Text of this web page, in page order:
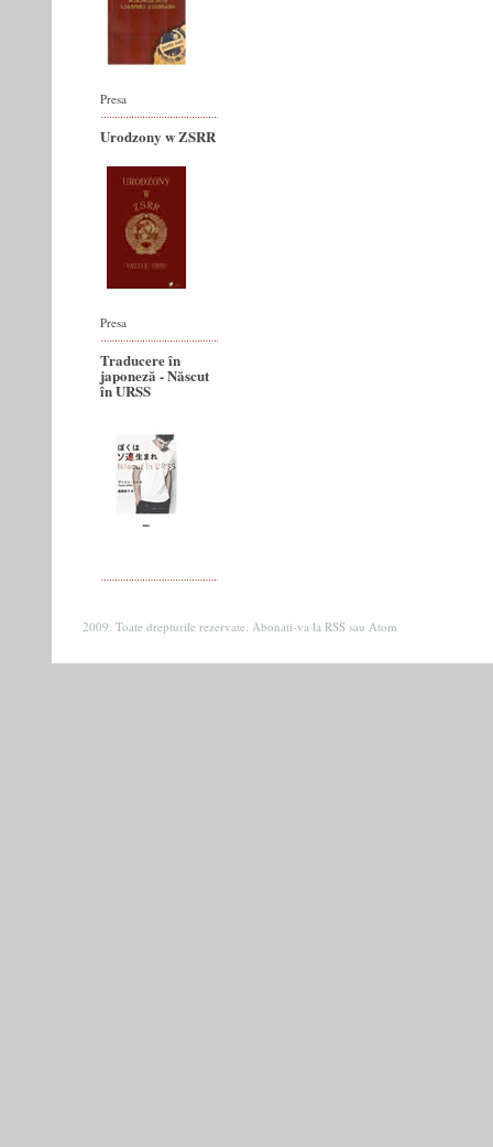
Presa
Urodzony w ZSRR
Presa
Traducere în
japoneză - Născut
în URSS
2009. Toate drepturile rezervate. Abonati-va la RSS sau Atom